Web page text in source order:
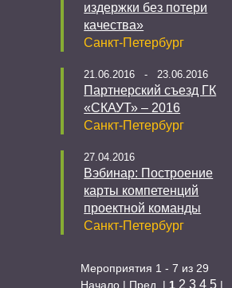
издержки без потери
качества»
Санкт-Петербург
21.06.2016 - 23.06.2016
Партнерский съезд ГК
«СКАУТ» – 2016
Санкт-Петербург
27.04.2016
Вэбинар: Построение
карты компетенций
проектной команды
Санкт-Петербург
Мероприятия 1 - 7 из 29
Начало | Пред. | 1 2 3 4 5 |